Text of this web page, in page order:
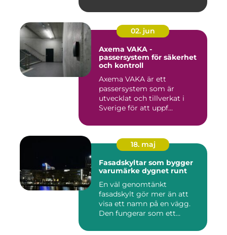
02. jun
Axema VAKA -
passersystem för säkerhet
och kontroll
Axema VAKA är ett
passersystem som är
utvecklat och tillverkat i
Sverige för att uppf...
18. maj
Fasadskyltar som bygger
varumärke dygnet runt
En väl genomtänkt
fasadskylt gör mer än att
visa ett namn på en vägg.
Den fungerar som ett